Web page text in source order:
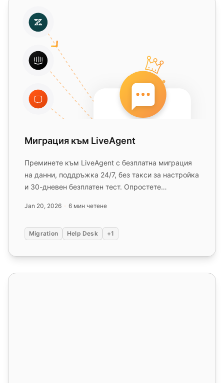
Миграция към LiveAgent
Преминете към LiveAgent с безплатна миграция
на данни, поддръжка 24/7, без такси за настройка
и 30-дневен безплатен тест. Опростете
Jan 20, 2026 6 мин четене
Migration Help Desk +1
Мигрирайте от LiveHelpNow към LiveAgent -